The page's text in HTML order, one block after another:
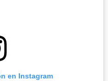
en Instagram